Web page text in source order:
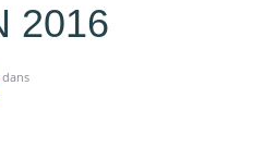
NOUS
2016
dans